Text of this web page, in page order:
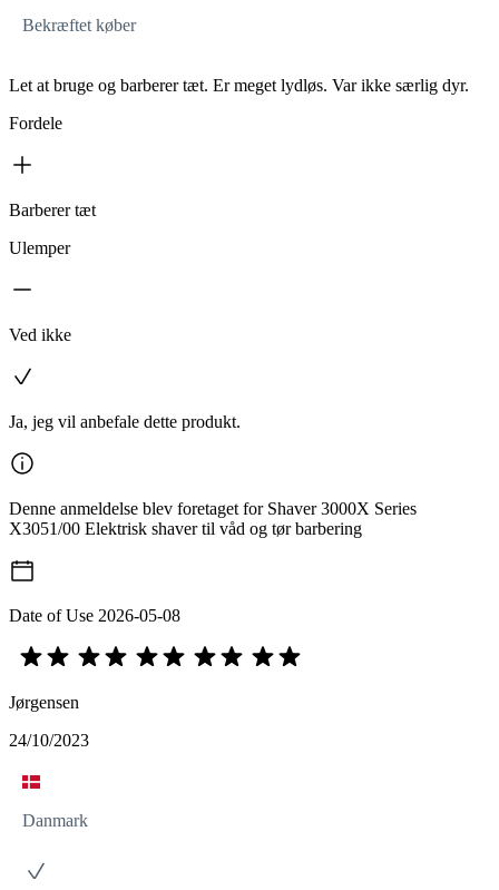
Bekræftet køber
Let at bruge og barberer tæt. Er meget lydløs. Var ikke særlig dyr.
Fordele
Barberer tæt
Ulemper
Ved ikke
Ja, jeg vil anbefale dette produkt.
Denne anmeldelse blev foretaget for Shaver 3000X Series
X3051/00 Elektrisk shaver til våd og tør barbering
Date of Use 2026-05-08
Jørgensen
24/10/2023
Danmark